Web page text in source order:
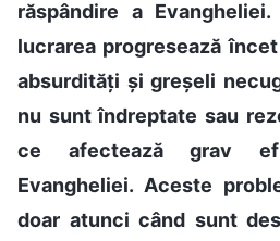
răspândire a
lucrarea progresează
absurdități și greșeli
nu sunt îndreptate sau
ce afectează grav
Evangheliei. Aceste
doar atunci când sunt